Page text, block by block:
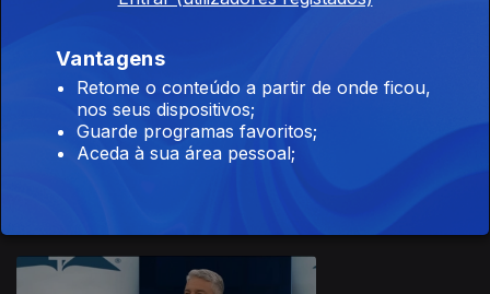
Vantagens
Retome o conteúdo a partir de onde ficou,
nos seus dispositivos;
Guarde programas favoritos;
Aceda à sua área pessoal;